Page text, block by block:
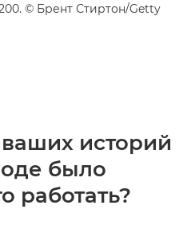
© Брент Стиртон/Getty
историй
было
работать?